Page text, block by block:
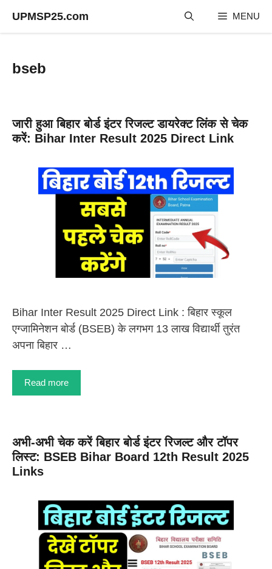
UPMSP25.com MENU
bseb
जारी हुआ बिहार बोर्ड इंटर रिजल्ट डायरेक्ट लिंक से चेक
करें: Bihar Inter Result 2025 Direct Link
Bihar Inter Result 2025 Direct Link : बिहार स्कूल
एग्जामिनेशन बोर्ड (BSEB) के लगभग 13 लाख विद्यार्थी तुरंत
अपना बिहार …
Read more
अभी-अभी चेक करें बिहार बोर्ड इंटर रिजल्ट और टॉपर
लिस्ट: BSEB Bihar Board 12th Result 2025
Links